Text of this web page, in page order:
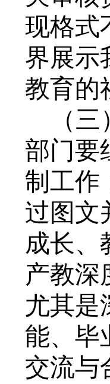
现格式
界展示
教育的
（
部门要
制工作
过图文
成长、
产教深
尤其是
能、毕
交流与